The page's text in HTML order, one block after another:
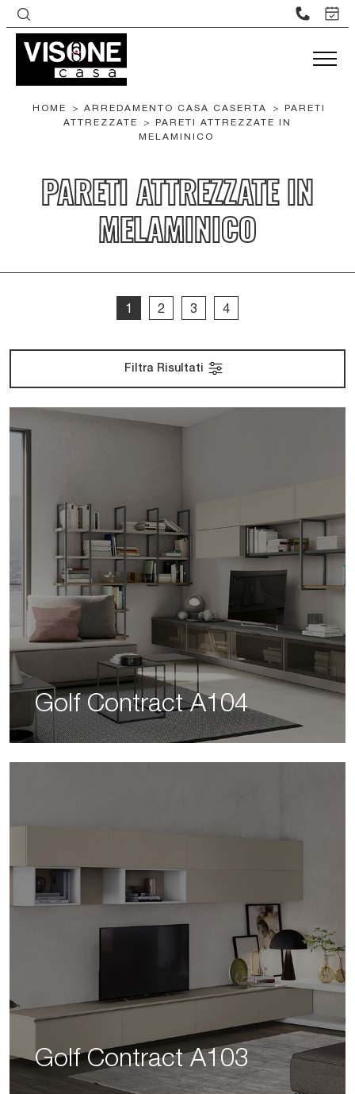
HOME > ARREDAMENTO CASA CASERTA > PARETI
ATTREZZATE
> PARETI ATTREZZATE IN
MELAMINICO
PARETI ATTREZZATE IN
MELAMINICO
1 2 3 4
Filtra Risultati
Golf Contract A104
Golf Contract A103